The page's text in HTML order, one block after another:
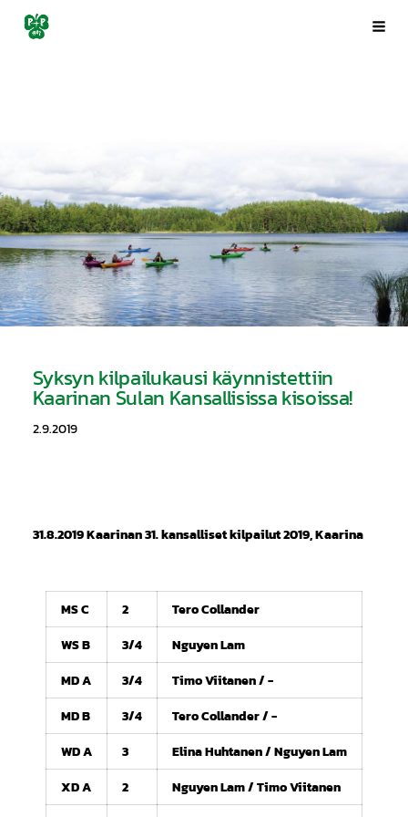
Siirry
sivun
Porin Pyrintö ry
Syksyn kilpailukausi käynnistettiin
Kaarinan Sulan Kansallisissa kisoissa!
2.9.2019
31.8.2019 Kaarinan 31. kansalliset kilpailut 2019, Kaarina
MS C 2
Tero Collander
WS B
3/4
Nguyen Lam
MD A
3/4
Timo Viitanen / -
MD B
3/4
Tero Collander / -
WD A
3
Elina Huhtanen / Nguyen Lam
XD A
2
Nguyen Lam / Timo Viitanen